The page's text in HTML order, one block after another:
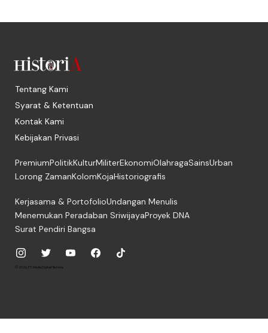
Tentang Kami
Syarat & Ketentuan
Kontak Kami
Kebijakan Privasi
PremiumPolitikKulturMiliterEkonomiOlahragaSainsUrban
Lorong ZamanKolomKojaHistoriografis
Kerjasama & PortofolioUndangan Menulis
Menemukan Peradaban SriwijayaProyek DNA
Surat Pendiri Bangsa
© 2026, PT. Media Digital Historia.